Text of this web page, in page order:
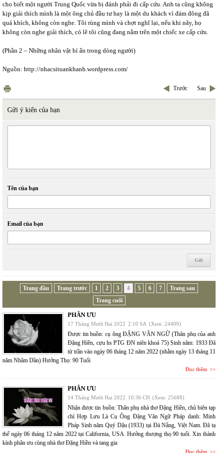
cho biết một người Trung Quốc vừa bị đánh phải đi cấp cứu. Anh ta cũng không
kịp giải thích mình là một ông chủ đầu tư hay là một du khách vì đám đông đã
quá khích, không còn nghe. Tôi rùng mình và chợt nghĩ lại, nếu khi nãy, họ
không còn nghe giải thích, có lẽ tôi cũng đang nằm trên một chiếc xe cấp cứu.
(Phần 2 – Những nhân vật bí ẩn trong dòng người)
Nguồn: http://nhacsituankhanh.wordpress.com/
Trước Sau
Gửi ý kiến của bạn
Tên của bạn
Email của bạn
Trang đầu Trang trước 1 2 3 4 5 6 7
Trang sau
Trang cuối
PHÂN ƯU
17 Tháng Mười Hai 2022 2:10 SA (Xem: 24409)
Được tin buồn: cụ ông ĐẶNG VĂN NGỮ (Thân phụ của anh
Đặng Hiền, cựu hs PTG ĐN niên khoá 75) Sinh năm: 1933 Đã
từ trần vào ngày 06 tháng 12 năm 2022 (nhằm ngày 13 tháng 11
năm Nhâm Dần) Hưởng Thọ: 90 Tuổi
Đọc thêm
PHÂN ƯU
14 Tháng Mười Hai 2022 10:36 CH (Xem: 25688)
Nhận được tin buồn: Thân phụ nhà thơ Đặng Hiền, chủ biên tạp
chí Hợp Lưu Là Cụ Ông Đặng Văn Ngữ Pháp danh: Minh
Pháp Sinh năm Quý Dậu (1933) tại Đà Nẵng, Việt Nam. Đã tạ
thế ngày 06 tháng 12 năm 2022 tại California, USA. Hưởng thượng thọ 90 tuổi. Xin thành
kính phân ưu cùng nhà thơ Đặng Hiền và tang gia
Đọc thêm